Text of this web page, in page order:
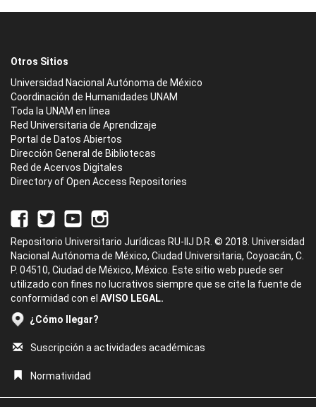
Otros Sitios
Universidad Nacional Autónoma de México
Coordinación de Humanidades UNAM
Toda la UNAM en línea
Red Universitaria de Aprendizaje
Portal de Datos Abiertos
Dirección General de Bibliotecas
Red de Acervos Digitales
Directory of Open Access Repositories
Repositorio Universitario Jurídicas RU-IIJ D.R. © 2018. Universidad
Nacional Autónoma de México, Ciudad Universitaria, Coyoacán, C.
P. 04510, Ciudad de México, México. Este sitio web puede ser
utilizado con fines no lucrativos siempre que se cite la fuente de
conformidad con el AVISO LEGAL.
¿Cómo llegar?
Suscripción a actividades académicas
Normatividad